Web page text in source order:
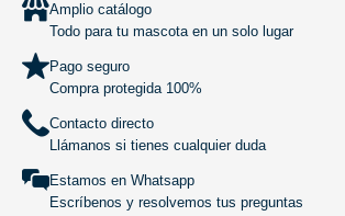
Amplio catálogo
Todo para tu mascota en un solo lugar
Pago seguro
Compra protegida 100%
Contacto directo
Llámanos si tienes cualquier duda
Estamos en Whatsapp
Escríbenos y resolvemos tus preguntas